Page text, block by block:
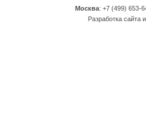
Москва: +7 (499) 653-
Разработка сайта